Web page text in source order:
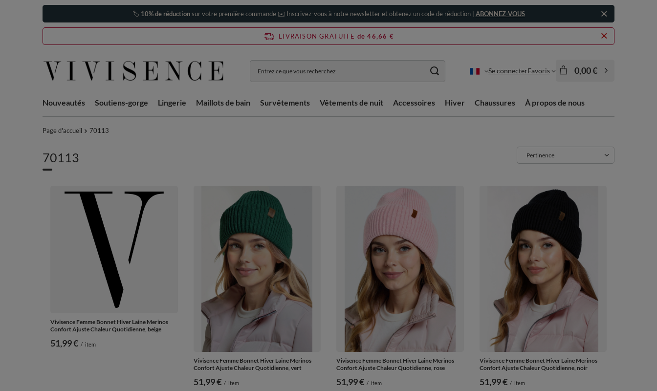
🏷️ 10% de réductionsur votre première commande ✉️ Inscrivez-vous à notre newsletter et obtenez un code de réduction | ABONNEZ-VOUS
LIVRAISON GRATUITE de 46,66 €
Se connecterFavoris 0,00 €
Nouveautés Soutiens-gorge Lingerie Maillots de bain Survêtements Vêtements de nuit Accessoires Hiver Chaussures À propos de nous
Page d'accueil 70113
70113 Zmień sortowanie
Pertinence
Vivisence Femme Bonnet Hiver Laine Merinos
Confort Ajuste Chaleur Quotidienne, beige
51,99 € / item
Vivisence Femme Bonnet Hiver Laine Merinos
Confort Ajuste Chaleur Quotidienne, vert
51,99 € / item
Vivisence Femme Bonnet Hiver Laine Merinos
Confort Ajuste Chaleur Quotidienne, rose
51,99 € / item
Vivisence Femme Bonnet Hiver Laine Merinos
Confort Ajuste Chaleur Quotidienne, noir
51,99 € / item